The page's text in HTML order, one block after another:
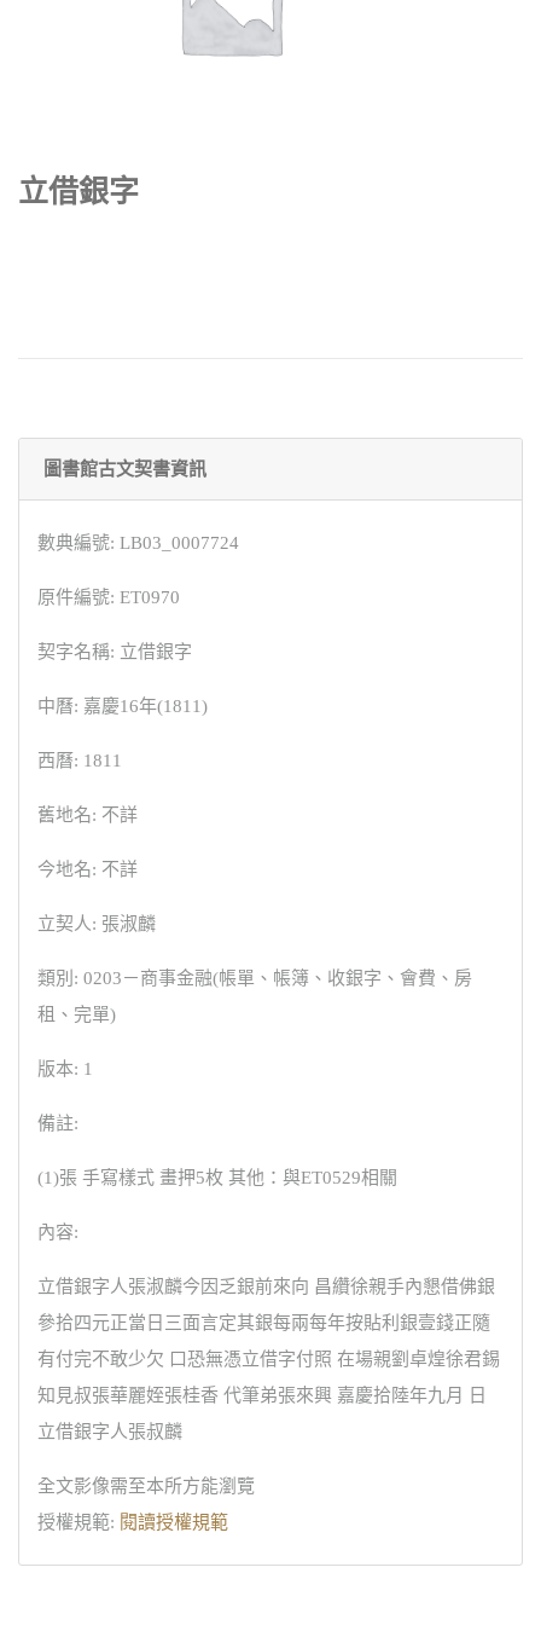
立借銀字
圖書館古文契書資訊
數典編號: LB03_0007724
原件編號: ET0970
契字名稱: 立借銀字
中曆: 嘉慶16年(1811)
西曆: 1811
舊地名: 不詳
今地名: 不詳
立契人: 張淑麟
類別: 0203－商事金融(帳單、帳簿、收銀字、會費、房
租、完單)
版本: 1
備註:
(1)張 手寫樣式 畫押5枚 其他：與ET0529相關
內容:
立借銀字人張淑麟今因乏銀前來向 昌纘徐親手內懇借佛銀
參拾四元正當日三面言定其銀每兩每年按貼利銀壹錢正隨
有付完不敢少欠 口恐無憑立借字付照 在場親劉卓煌徐君錫
知見叔張華麗姪張桂香 代筆弟張來興 嘉慶拾陸年九月 日
立借銀字人張叔麟
全文影像需至本所方能瀏覽
授權規範: 閱讀授權規範